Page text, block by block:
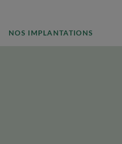
NOS IMPLANTATIONS